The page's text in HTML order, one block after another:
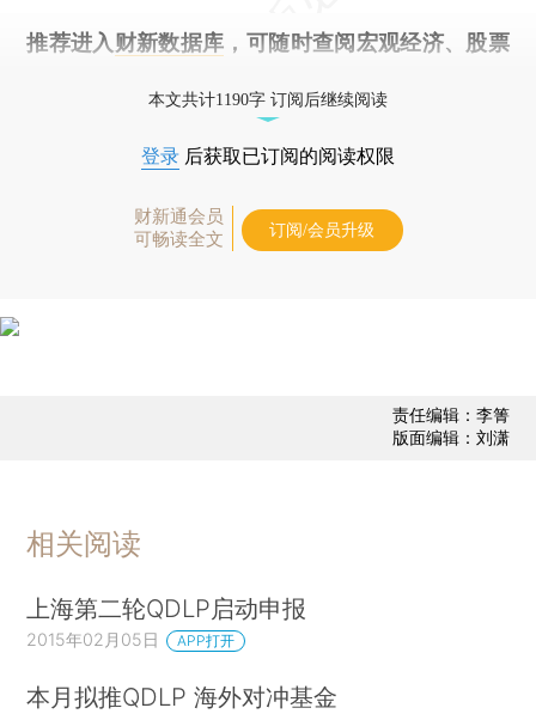
推荐进入 财新数据库 ，可随时查阅宏观经济、股票
本文共计1190字 订阅后继续阅读
登录 后获取已订阅的阅读权限
财新通会员
可畅读全文
订阅/会员升级
责任编辑：李箐
版面编辑：刘潇
相关阅读
上海第二轮QDLP启动申报
2015年02月05日 APP打开
本月拟推QDLP 海外对冲基金